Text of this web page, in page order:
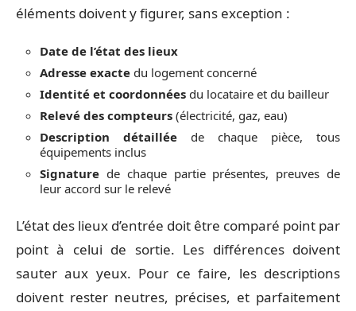
éléments doivent y figurer, sans exception :
Date de l’état des lieux
Adresse exacte du logement concerné
Identité et coordonnées du locataire et du bailleur
Relevé des compteurs (électricité, gaz, eau)
Description détaillée de chaque pièce, tous
équipements inclus
Signature de chaque partie présentes, preuves de
leur accord sur le relevé
L’état des lieux d’entrée doit être comparé point par
point à celui de sortie. Les différences doivent
sauter aux yeux. Pour ce faire, les descriptions
doivent rester neutres, précises, et parfaitement